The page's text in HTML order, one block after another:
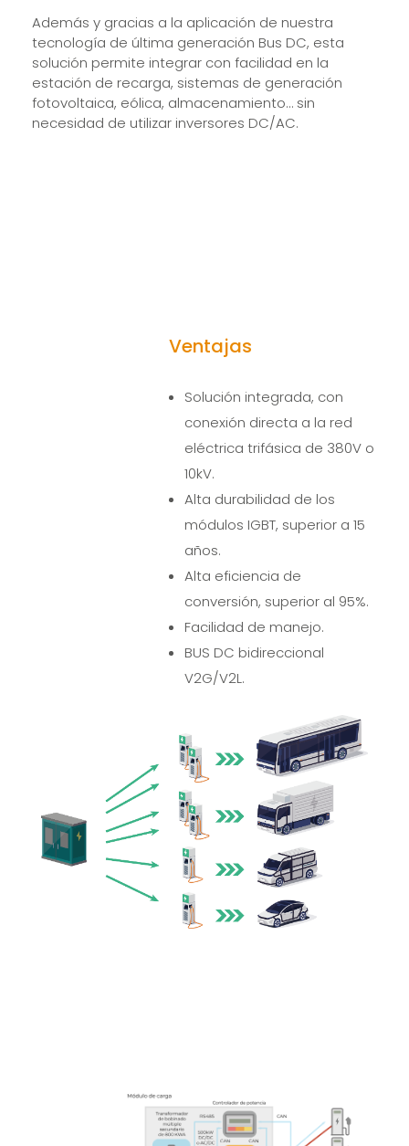
Además y gracias a la aplicación de nuestra
tecnología de última generación Bus DC, esta
solución permite integrar con facilidad en la
estación de recarga, sistemas de generación
fotovoltaica, eólica, almacenamiento… sin
necesidad de utilizar inversores DC/AC.
Ventajas
Solución integrada, con
conexión directa a la red
eléctrica trifásica de 380V o
10kV.
Alta durabilidad de los
módulos IGBT, superior a 15
años.
Alta eficiencia de
conversión, superior al 95%.
Facilidad de manejo.
BUS DC bidireccional
V2G/V2L.